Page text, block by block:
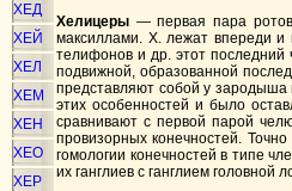
ХЕД
ХЕЙ
ХЕЛ
ХЕМ
ХЕН
ХЕО
ХЕР
Хелицеры — первая пара
максиллами. X. лежат впереди и
телифонов и др. этот
подвижной, образованной
представляют собой у зародыша
этих особенностей и было
сравнивают с первой парой
провизорных конечностей.
гомологии конечностей в типе
их ганглиев с ганглием головной